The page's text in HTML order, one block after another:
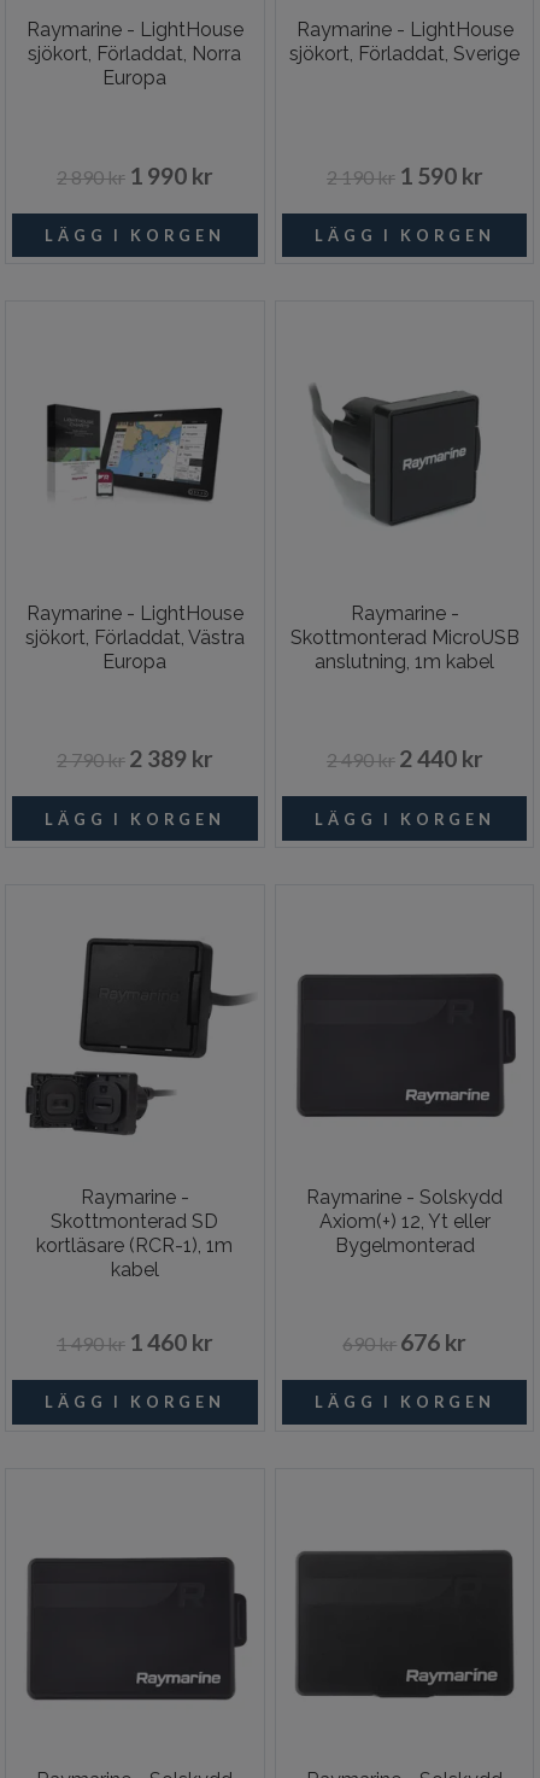
Raymarine - LightHouse
sjökort, Förladdat, Norra
Europa
2 890 kr 1 990 kr
Raymarine - LightHouse
sjökort, Förladdat, Sverige
2 190 kr 1 590 kr
Raymarine - LightHouse
sjökort, Förladdat, Västra
Europa
2 790 kr 2 389 kr
Raymarine -
Skottmonterad MicroUSB
anslutning, 1m kabel
2 490 kr 2 440 kr
Raymarine -
Skottmonterad SD
kortläsare (RCR-1), 1m
kabel
1 490 kr 1 460 kr
Raymarine - Solskydd
Axiom(+) 12, Yt eller
Bygelmonterad
690 kr 676 kr